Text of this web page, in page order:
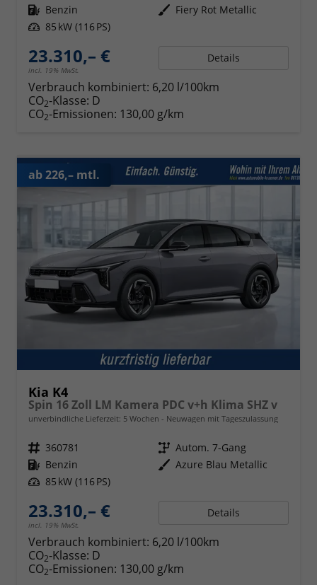
Kraftstoff Benzin Außenfarbe Fiery Rot Metallic
Leistung 85 kW (116 PS)
23.310,– €
incl. 19% MwSt.
Details
Verbrauch kombiniert: 6,20 l/100km
CO2-Klasse: D
CO2-Emissionen: 130,00 g/km
ab 226,– mtl.
Kia K4
Spin 16 Zoll LM Kamera PDC v+h Klima SHZ v
unverbindliche Lieferzeit: 5 Wochen Neuwagen mit Tageszulassung
Fahrzeugnr. 360781 Getriebe Autom. 7-Gang
Kraftstoff Benzin Außenfarbe Azure Blau Metallic
Leistung 85 kW (116 PS)
23.310,– €
incl. 19% MwSt.
Details
Verbrauch kombiniert: 6,20 l/100km
CO2-Klasse: D
CO2-Emissionen: 130,00 g/km